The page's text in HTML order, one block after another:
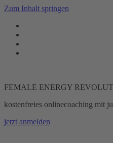
Zum Inhalt springen
FEMALE ENERGY
kostenfreies onlinecoaching mit
jetzt anmelden